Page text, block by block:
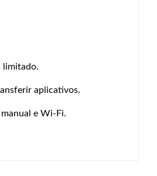
limitado.
aplicativos.
e Wi-Fi.